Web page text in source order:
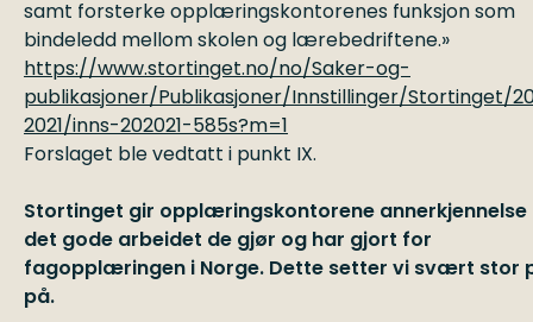
samt forsterke opplæringskontorenes funksjon som
bindeledd mellom skolen og lærebedriftene.»
https://www.stortinget.no/no/Saker-og-
publikasjoner/Publikasjoner/Innstillinger/Stortinget/
2021/inns-202021-585s?m=1
Forslaget ble vedtatt i punkt IX.
Stortinget gir opplæringskontorene
det gode arbeidet de gjør og har gjort for
fagopplæringen i Norge. Dette setter vi svært stor
på.